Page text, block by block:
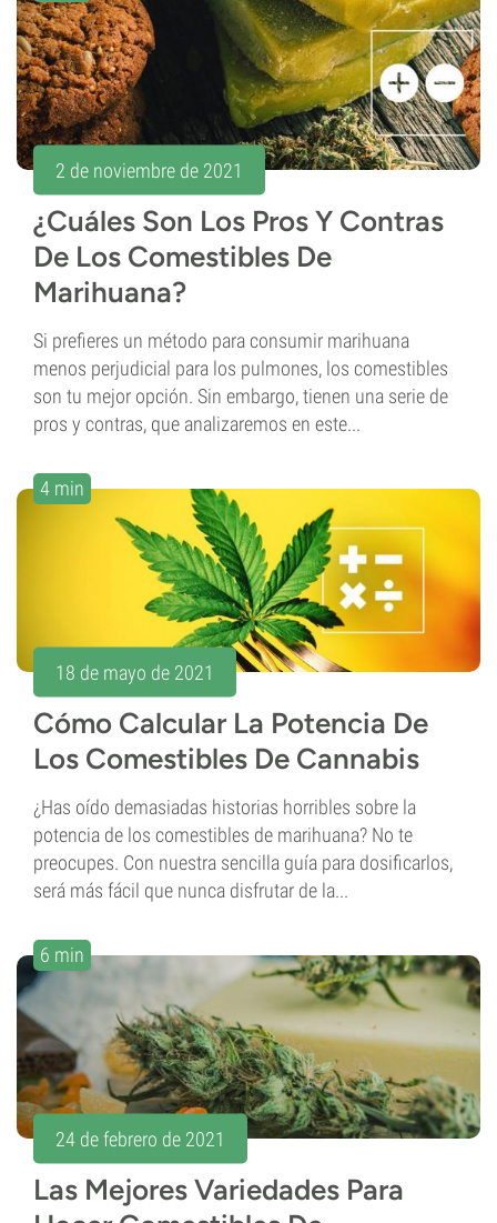
2 de noviembre de 2021
¿Cuáles Son Los Pros Y Contras
De Los Comestibles De
Marihuana?
Si prefieres un método para consumir marihuana
menos perjudicial para los pulmones, los comestibles
son tu mejor opción. Sin embargo, tienen una serie de
pros y contras, que analizaremos en este...
4 min
18 de mayo de 2021
Cómo Calcular La Potencia De
Los Comestibles De Cannabis
¿Has oído demasiadas historias horribles sobre la
potencia de los comestibles de marihuana? No te
preocupes. Con nuestra sencilla guía para dosificarlos,
será más fácil que nunca disfrutar de la...
6 min
24 de febrero de 2021
Las Mejores Variedades Para